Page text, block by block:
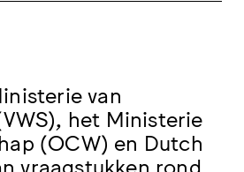
van
het Ministerie
(OCW) en Dutch
vraagstukken rond